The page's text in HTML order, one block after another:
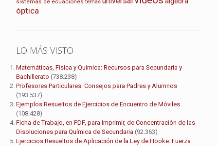
temas
óptica
LO MÁS VISTO
Matemáticas, Física y Química: Recursos para Secundaria y
Bachillerato (738.238)
Profesores Particulares: Consejos para Padres y Alumnos
(193.537)
Ejemplos Resueltos de Ejercicios de Encuentro de Móviles
(108.428)
Ficha de Trabajo, en PDF, para Imprimir, de Concentración de las
Disoluciones para Química de Secundaria (92.363)
Ejercicios Resueltos de Aplicación de la Ley de Hooke: Fuerza